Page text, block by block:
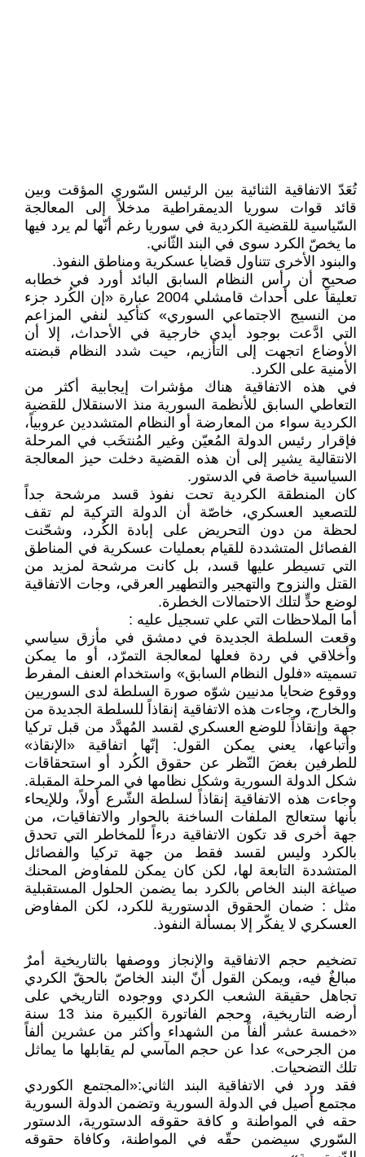
تُعَدّ الاتفاقية الثنائية بين الرئيس السّوري المؤقت وبين
قائد قوات سوريا الديمقراطية مدخلاً إلى المعالجة
السّياسية للقضية الكردية في سوريا رغم أنّها لم يرد فيها
ما يخصّ الكرد سوى في البند الثّاني.
والبنود الأخرى تتناول قضايا عسكرية ومناطق النفوذ.
صحيح أن رأس النظام السابق البائد أورد في خطابه
تعليقاً على أحداث قامشلي 2004 عبارة «إن الكُرد جزء
من النسيج الاجتماعي السوري» كتأكيد لنفي المزاعم
التي ادَّعت بوجود أيدي خارجية في الأحداث، إلا أن
الأوضاع اتجهت إلى التأزيم، حيت شدد النظام قبضته
الأمنية على الكرد.
في هذه الاتفاقية هناك مؤشرات إيجابية أكثر من
التعاطي السابق للأنظمة السورية منذ الاسنقلال للقضية
الكردية سواء من المعارضة أو النظام المتشددين عروبياً،
فإقرار رئيس الدولة المُعيّن وغير المُنتخَب في المرحلة
الانتقالية يشير إلى أن هذه القضية دخلت حيز المعالجة
السياسية خاصة في الدستور.
كان المنطقة الكردية تحت نفوذ قسد مرشحة جداً
للتصعيد العسكري، خاصّة أن الدولة التركية لم تقف
لحظة من دون التحريض على إبادة الكُرد، وشحّنت
الفصائل المتشددة للقيام بعمليات عسكرية في المناطق
التي تسيطر عليها قسد، بل كانت مرشحة لمزيد من
القتل والنزوح والتهجير والتطهير العرقي، وجات الاتفاقية
لوضع حدٍّ لتلك الاحتمالات الخطرة.
أما الملاحظات التي علي تسجيل عليه :
وقعت السلطة الجديدة في دمشق في مأزق سياسي
وأخلاقي في ردة فعلها لمعالجة التمرّد، أو ما يمكن
تسميته «فلول النظام السابق» واستخدام العنف المفرط
ووقوع ضحايا مدنيين شوّه صورة السلطة لدى السوريين
والخارج، وجاءت هذه الاتفاقية إنقاذاً للسلطة الجديدة من
جهة وإنقاذاً للوضع العسكري لقسد المُهدَّد من قبل تركيا
وأتباعها، يعني يمكن القول: إنّها اتفاقية «الإنقاذ»
للطرفين بغضَ النّظر عن حقوق الكُرد أو استحقاقات
شكل الدولة السورية وشكل نظامها في المرحلة المقبلة.
وجاءت هذه الاتفاقية إنقاذاً لسلطة الشّرع أولاً، وللإيحاء
بأنها ستعالج الملفات الساخنة بالحوار والاتفاقيات، من
جهة أخرى قد تكون الاتفاقية درءاً للمخاطر التي تحدق
بالكرد وليس لقسد فقط من جهة تركيا والفصائل
المتشددة التابعة لها، لكن كان يمكن للمفاوض المحنك
صياغة البند الخاص بالكرد بما يضمن الحلول المستقبلية
مثل : ضمان الحقوق الدستورية للكرد، لكن المفاوض
العسكري لا يفكّر إلا بمسألة النفوذ.
تضخيم حجم الاتفاقية والإنجاز ووصفها بالتاريخية أمرٌ
مبالغٌ فيه، ويمكن القول أنّ البند الخاصّ بالحقّ الكردي
تجاهل حقيقة الشعب الكردي ووجوده التاريخي على
أرضه التاريخية، وحجم الفاتورة الكبيرة منذ 13 سنة
«خمسة عشر ألفاً من الشهداء وأكثر من عشرين ألفاً
من الجرحى» عدا عن حجم المآسي لم يقابلها ما يماثل
تلك التضحيات.
فقد ورد في الاتفاقية البند الثاني:«المجتمع الكوردي
مجتمع أصيل في الدولة السورية وتضمن الدولة السورية
حقه في المواطنة و كافة حقوقه الدستورية، الدستور
السّوري سيضمن حقّه في المواطنة، وكافاة حقوقه